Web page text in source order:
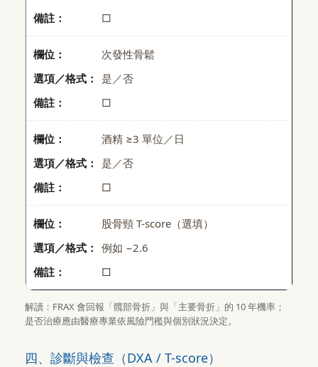
□
次發性骨鬆
是／否
□
酒精 ≥3 單位／日
是／否
□
股骨頸 T-score（選填）
例如 −2.6
□
解讀：FRAX 會回報「髖部骨折」與「主要骨折」的 10 年機率；
是否治療應由醫療專業依風險門檻與個別狀況決定。
四、診斷與檢查（DXA / T-score）